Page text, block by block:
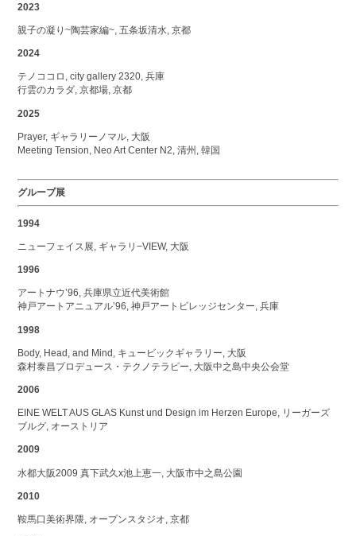
2023
親子の凝り~陶芸家編~, 五条坂清水, 京都
2024
テノココロ, city gallery 2320, 兵庫
行雲のカラダ, 京都場, 京都
2025
Prayer, ギャラリーノマル, 大阪
Meeting Tension, Neo Art Center N2, 清州, 韓国
グループ展
1994
ニューフェイス展, ギャラリ−VIEW, 大阪
1996
アートナウ’96, 兵庫県立近代美術館
神戸アートアニュアル’96, 神戸アートビレッジセンター, 兵庫
1998
Body, Head, and Mind, キュービックギャラリー, 大阪
森村泰昌プロデュース・テクノテラピー, 大阪中之島中央公会堂
2006
EINE WELT AUS GLAS Kunst und Design im Herzen Europe, リーガーズ
ブルグ, オーストリア
2009
水都大阪2009 真下武久x池上恵一, 大阪市中之島公園
2010
鞍馬口美術界隈, オープンスタジオ, 京都